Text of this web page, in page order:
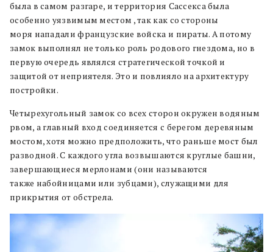
была в самом разгаре, и территория Сассекса была
особенно уязвимым местом , так как со стороны
моря нападали французские войска и пираты. А потому
замок выполнял не только роль родового гнездома, но в
первую очередь являлся стратегической точкой и
защитой от неприятеля. Это и повлияло на архитектуру
постройки.
Четырехугольный замок со всех сторон окружен водяным
рвом, а главный вход соединяется с берегом деревяным
мостом, хотя можно предположить, что раньше мост был
разводной. С каждого угла возвышаются круглые башни,
завершающиеся мерлонами (они называются
также набойницами или зубцами), служащими для
прикрытия от обстрела.